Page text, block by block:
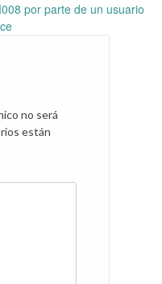
por parte de un usuario
no será
están